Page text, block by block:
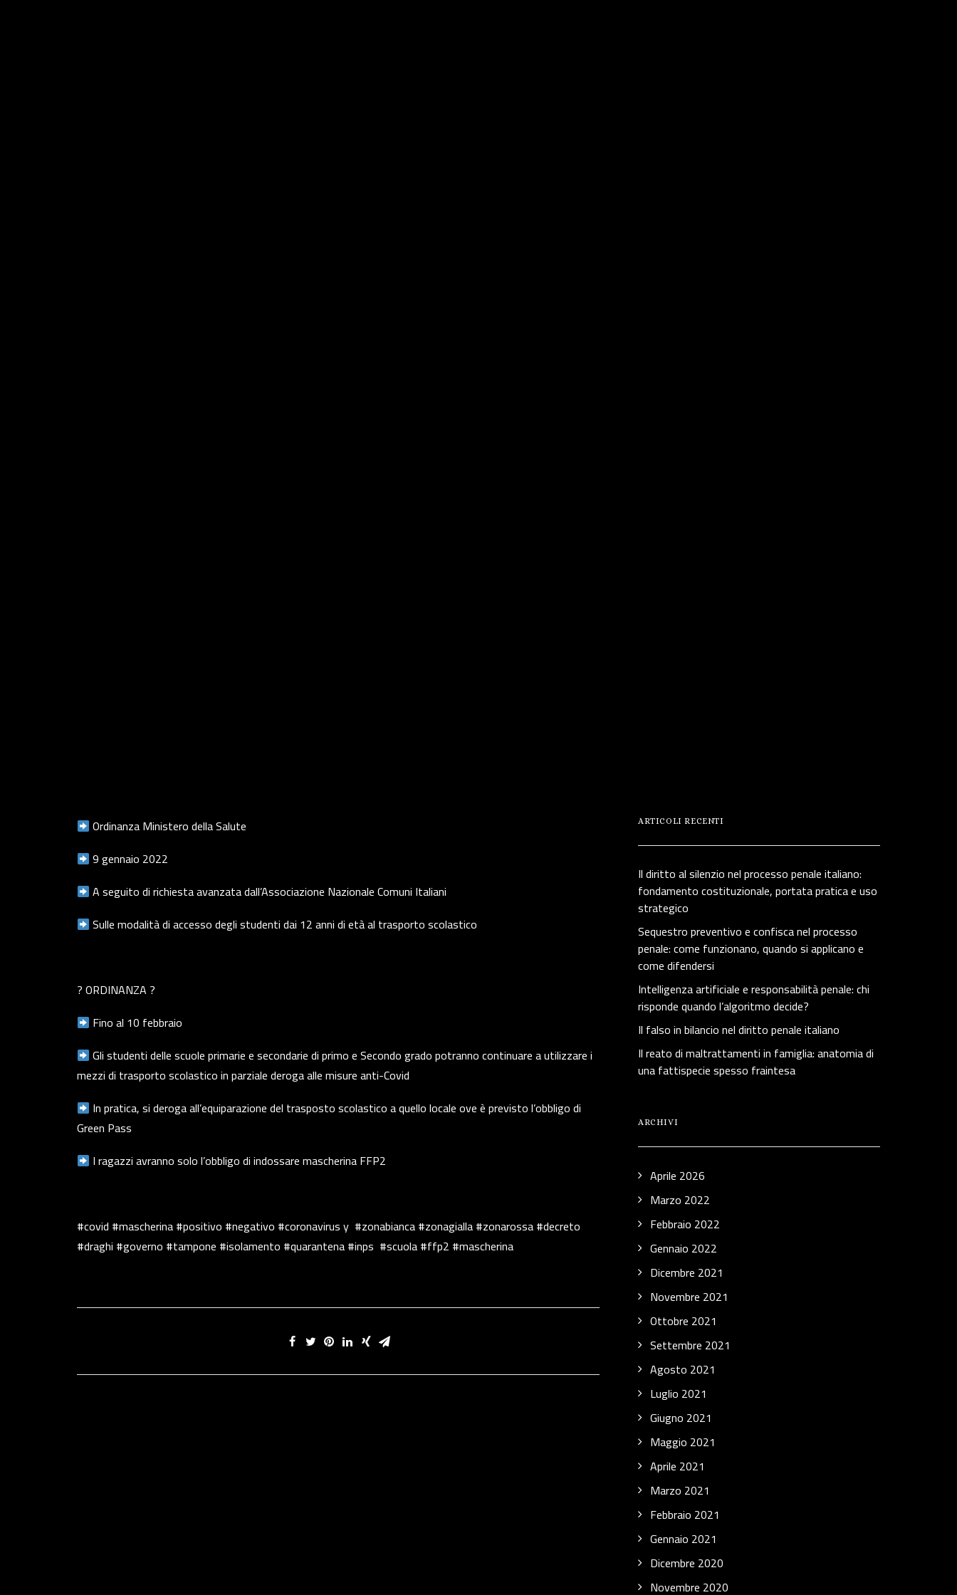
Ordinanza Ministero della Salute
9 gennaio 2022
A seguito di richiesta avanzata dall’Associazione Nazionale Comuni Italiani
Sulle modalità di accesso degli studenti dai 12 anni di età al trasporto scolastico
? ORDINANZA ?
Fino al 10 febbraio
Gli studenti delle scuole primarie e secondarie di primo e Secondo grado potranno continuare a utilizzare i
mezzi di trasporto scolastico in parziale deroga alle misure anti-Covid
In pratica, si deroga all’equiparazione del trasposto scolastico a quello locale ove è previsto l’obbligo di
Green Pass
I ragazzi avranno solo l’obbligo di indossare mascherina FFP2
#covid #mascherina #positivo #negativo #coronavirus y #zonabianca #zonagialla #zonarossa #decreto
#draghi #governo #tampone #isolamento #quarantena #inps #scuola #ffp2 #mascherina
ARTICOLI RECENTI
Il diritto al silenzio nel processo penale italiano:
fondamento costituzionale, portata pratica e uso
strategico
Sequestro preventivo e confisca nel processo
penale: come funzionano, quando si applicano e
come difendersi
Intelligenza artificiale e responsabilità penale: chi
risponde quando l’algoritmo decide?
Il falso in bilancio nel diritto penale italiano
Il reato di maltrattamenti in famiglia: anatomia di
una fattispecie spesso fraintesa
ARCHIVI
Aprile 2026
Marzo 2022
Febbraio 2022
Gennaio 2022
Dicembre 2021
Novembre 2021
Ottobre 2021
Settembre 2021
Agosto 2021
Luglio 2021
Giugno 2021
Maggio 2021
Aprile 2021
Marzo 2021
Febbraio 2021
Gennaio 2021
Dicembre 2020
Novembre 2020